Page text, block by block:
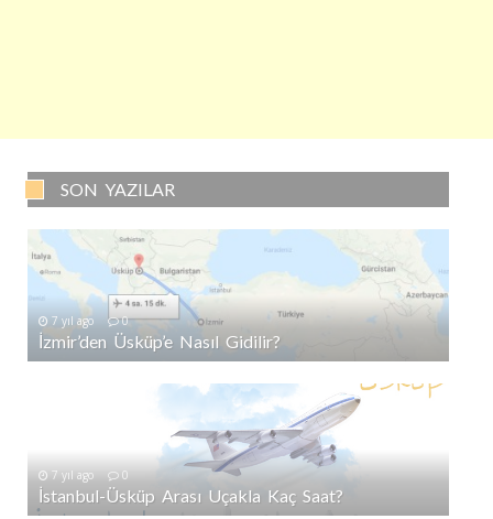
SON YAZILAR
7 yıl ago 0
İzmir’den Üsküp’e Nasıl Gidilir?
7 yıl ago 0
İstanbul-Üsküp Arası Uçakla Kaç Saat?